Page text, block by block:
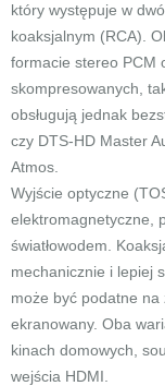
który występuje w
koaksjalnym (RCA).
formacie stereo PCM
skompresowanych,
obsługują jednak
czy DTS-HD Master
Atmos.
Wyjście optyczne
elektromagnetyczne,
światłowodem.
mechanicznie i lepiej
może być podatne na
ekranowany. Oba
kinach domowych,
wejścia HDMI.